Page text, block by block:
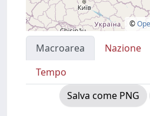
©
Macroarea Nazione
Tempo
Salva come PNG